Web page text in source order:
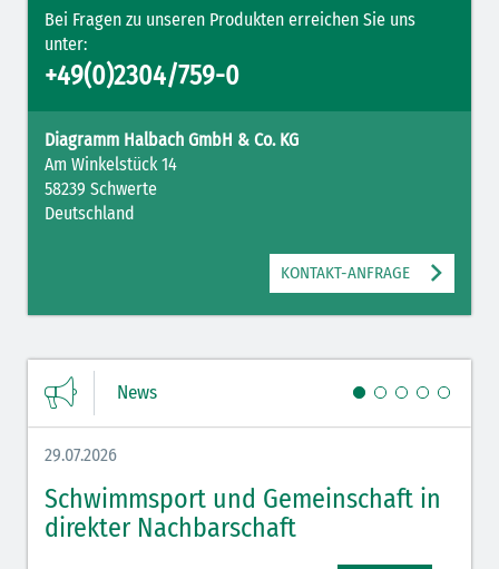
Bei Fragen zu unseren Produkten erreichen Sie uns
unter:
+49(0)2304/759-0
Diagramm Halbach GmbH & Co. KG
Am Winkelstück 14
58239 Schwerte
Deutschland
KONTAKT-ANFRAGE
News
29.07.2026
Schwimmsport und Gemeinschaft in
direkter Nachbarschaft